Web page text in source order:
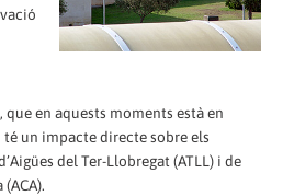
en aquests moments està en
un impacte directe sobre els
del Ter-Llobregat (ATLL) i de